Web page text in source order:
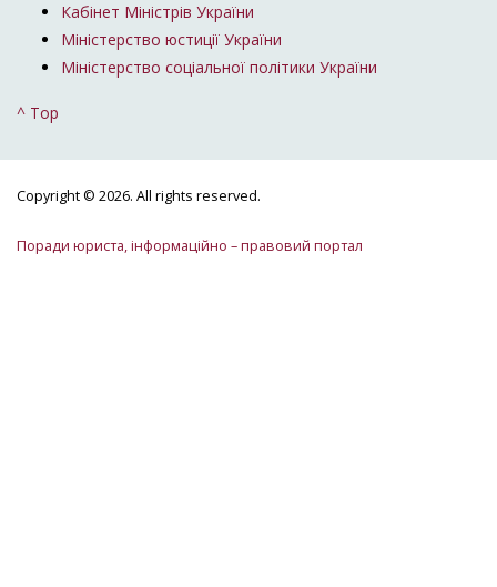
Кабінет Міністрів України
Міністерство юстиції України
Міністерство соціальної політики України
^ Top
Copyright © 2026. All rights reserved.
Поради юриста, інформаційно – правовий портал